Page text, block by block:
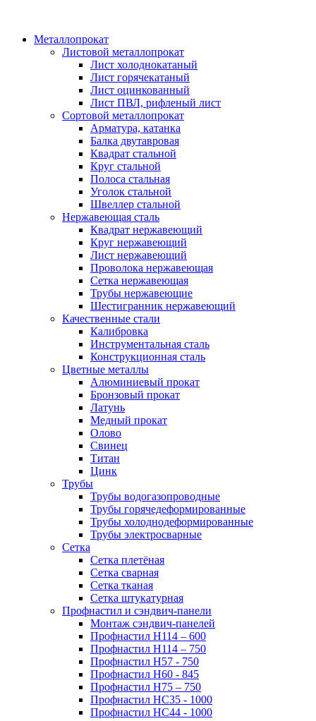
Металлопрокат
Листовой металлопрокат
Лист холоднокатаный
Лист горячекатаный
Лист оцинкованный
Лист ПВЛ, рифленый лист
Сортовой металлопрокат
Арматура, катанка
Балка двутавровая
Квадрат стальной
Круг стальной
Полоса стальная
Уголок стальной
Швеллер стальной
Нержавеющая сталь
Квадрат нержавеющий
Круг нержавеющий
Лист нержавеющий
Проволока нержавеющая
Сетка нержавеющая
Трубы нержавеющие
Шестигранник нержавеющий
Качественные стали
Калибровка
Инструментальная сталь
Конструкционная сталь
Цветные металлы
Алюминиевый прокат
Бронзовый прокат
Латунь
Медный прокат
Олово
Свинец
Титан
Цинк
Трубы
Трубы водогазопроводные
Трубы горячедеформированные
Трубы холоднодеформированные
Трубы электросварные
Сетка
Сетка плетёная
Сетка сварная
Сетка тканая
Сетка штукатурная
Профнастил и сэндвич-панели
Монтаж сэндвич-панелей
Профнастил Н114 – 600
Профнастил Н114 – 750
Профнастил Н57 - 750
Профнастил Н60 - 845
Профнастил Н75 – 750
Профнастил НС35 - 1000
Профнастил НС44 - 1000